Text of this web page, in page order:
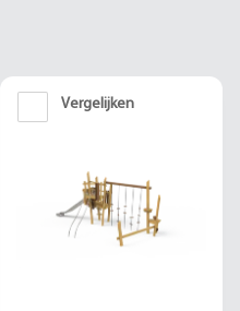
Vergelijken